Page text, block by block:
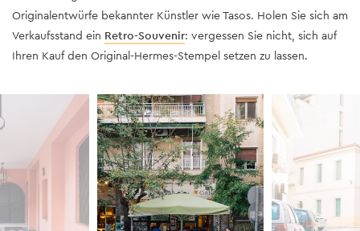
Originalentwürfe bekannter Künstler wie Tasos. Holen Sie sich am
Verkaufsstand ein Retro-Souvenir: vergessen Sie nicht, sich auf
Ihren Kauf den Original-Hermes-Stempel setzen zu lassen.